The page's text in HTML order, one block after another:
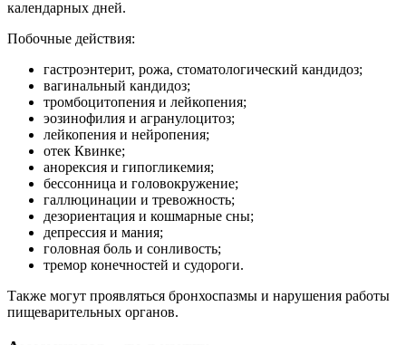
календарных дней.
Побочные действия:
гастроэнтерит, рожа, стоматологический кандидоз;
вагинальный кандидоз;
тромбоцитопения и лейкопения;
эозинофилия и агранулоцитоз;
лейкопения и нейропения;
отек Квинке;
анорексия и гипогликемия;
бессонница и головокружение;
галлюцинации и тревожность;
дезориентация и кошмарные сны;
депрессия и мания;
головная боль и сонливость;
тремор конечностей и судороги.
Также могут проявляться бронхоспазмы и нарушения работы
пищеварительных органов.